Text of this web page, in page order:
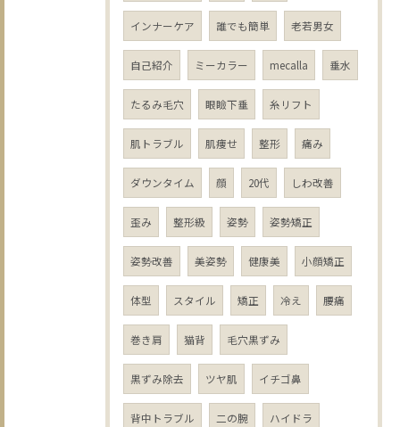
インナーケア 誰でも簡単 老若男女
自己紹介 ミーカラー mecalla 垂水
たるみ毛穴 眼瞼下垂 糸リフト
肌トラブル 肌痩せ 整形 痛み
ダウンタイム 顔 20代 しわ改善
歪み 整形級 姿勢 姿勢矯正
姿勢改善 美姿勢 健康美 小顔矯正
体型 スタイル 矯正 冷え 腰痛
巻き肩 猫背 毛穴黒ずみ
黒ずみ除去 ツヤ肌 イチゴ鼻
背中トラブル 二の腕 ハイドラ